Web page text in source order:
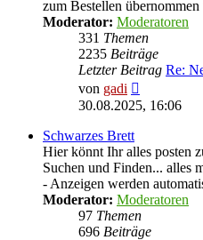
zum Bestellen übernommen
Moderator: Moderatoren
331 Themen
2235 Beiträge
Letzter Beitrag Re:
von gadi
Beitrag
30.08.2025, 16:06
Schwarzes Brett
Hier könnt Ihr alles posten
Suchen und Finden... alles
- Anzeigen werden
Moderator: Moderatoren
97 Themen
696 Beiträge